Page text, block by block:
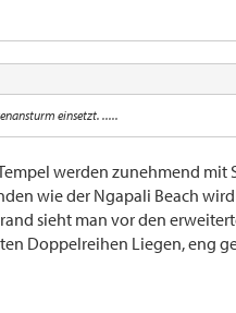
einsetzt. .....
werden zunehmend mit
wie der Ngapali Beach
sieht man vor den
Doppelreihen Liegen, eng